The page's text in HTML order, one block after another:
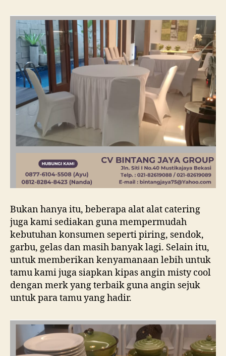
Bukan hanya itu, beberapa alat alat catering
juga kami sediakan guna mempermudah
kebutuhan konsumen seperti piring, sendok,
garbu, gelas dan masih banyak lagi. Selain itu,
untuk memberikan kenyamanaan lebih untuk
tamu kami juga siapkan kipas angin misty cool
dengan merk yang terbaik guna angin sejuk
untuk para tamu yang hadir.